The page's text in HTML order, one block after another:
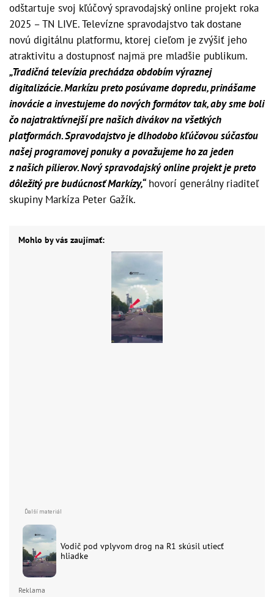
odštartuje svoj kľúčový spravodajský online projekt roka
2025 – TN LIVE. Televízne spravodajstvo tak dostane
novú digitálnu platformu, ktorej cieľom je zvýšiť jeho
atraktivitu a dostupnosť najmä pre mladšie publikum.
„Tradičná televízia prechádza obdobím výraznej
digitalizácie. Markízu preto posúvame dopredu, prinášame
inovácie a investujeme do nových formátov tak, aby sme boli
čo najatraktívnejší pre našich divákov na všetkých
platformách. Spravodajstvo je dlhodobo kľúčovou súčasťou
našej programovej ponuky a považujeme ho za jeden
z našich pilierov. Nový spravodajský online projekt je preto
dôležitý pre budúcnosť Markízy,“hovorí generálny riaditeľ
skupiny Markíza Peter Gažík.
Mohlo by vás zaujímať:
Vodič pod vplyvom drog na R1 skúsil utiecť
hliadke
Reklama